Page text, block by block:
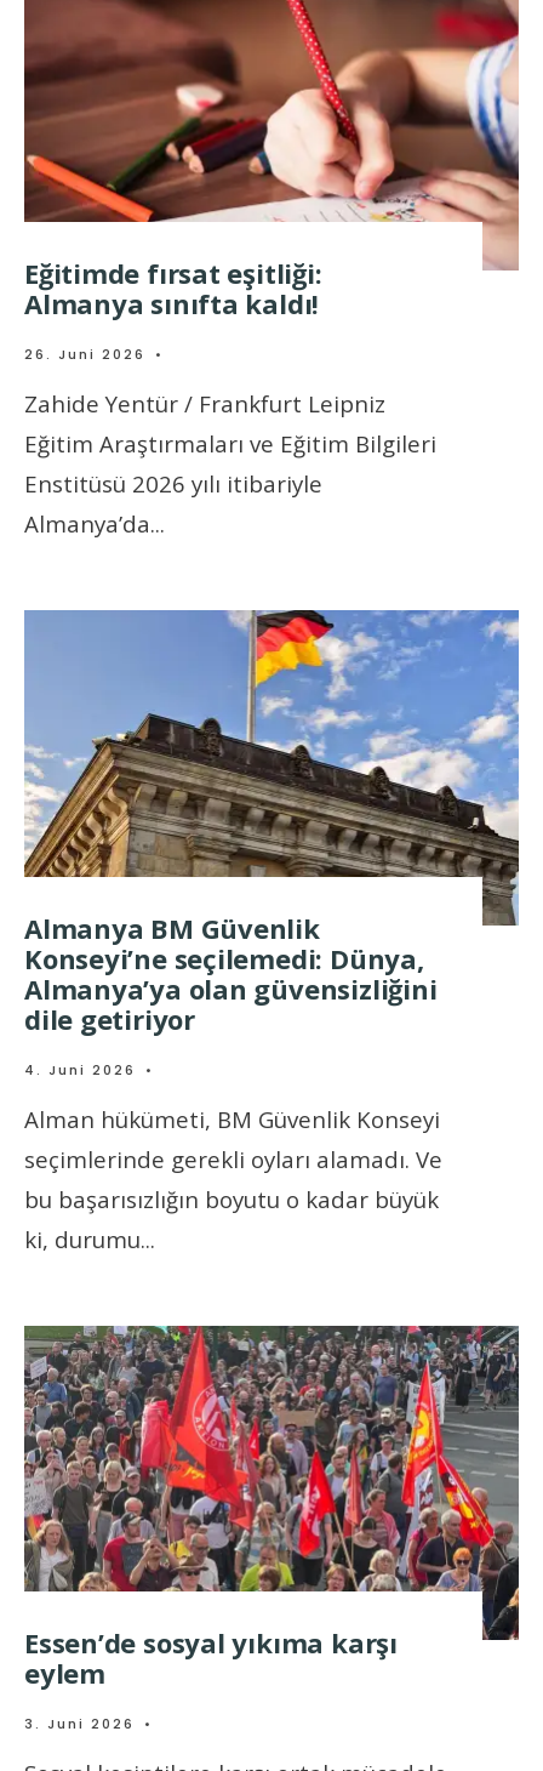
Eğitimde fırsat eşitliği:
Almanya sınıfta kaldı!
26. Juni 2026 •
Zahide Yentür / Frankfurt Leipniz
Eğitim Araştırmaları ve Eğitim Bilgileri
Enstitüsü 2026 yılı itibariyle
Almanya’da...
Almanya BM Güvenlik
Konseyi’ne seçilemedi: Dünya,
Almanya’ya olan güvensizliğini
dile getiriyor
4. Juni 2026 •
Alman hükümeti, BM Güvenlik Konseyi
seçimlerinde gerekli oyları alamadı. Ve
bu başarısızlığın boyutu o kadar büyük
ki, durumu...
Essen’de sosyal yıkıma karşı
eylem
3. Juni 2026 •